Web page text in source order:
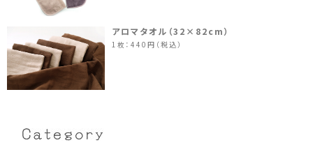
アロマタオル（32×82cm）
1枚：440円（税込）